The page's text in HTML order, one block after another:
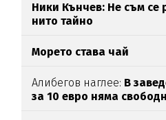
Ники Кънчев: Не съм се
нито тайно
Морето става чай
Алибегов наглее: В
за 10 евро няма